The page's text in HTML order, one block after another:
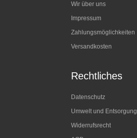
Wir über uns
Impressum
Zahlungsmöglichkeiten
Versandkosten
Rechtliches
Datenschutz
Umwelt und Entsorgung
Widerrufsrecht